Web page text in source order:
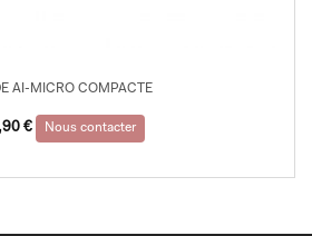
AI-MICRO COMPACTE
€ Nous contacter